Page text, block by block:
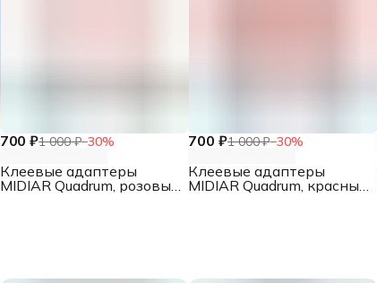
700 ₽1 000 ₽−30%
Клеевые адаптеры
MIDIAR Quadrum, розовые,
700 ₽1 000 ₽−30%
Клеевые адаптеры
MIDIAR Quadrum, красные,